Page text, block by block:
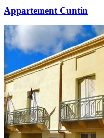
Appartement Cuntin